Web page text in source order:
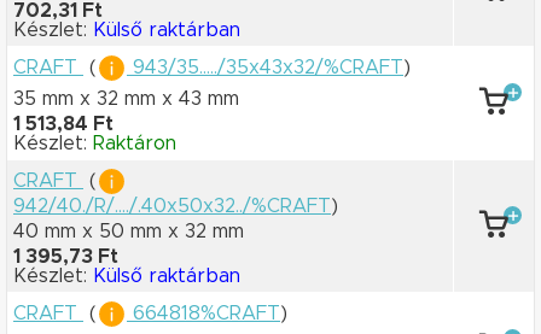
702,31 Ft
Készlet: Külső raktárban
CRAFT
( 943/35...../35x43x32/%CRAFT)
35 mm x 32 mm x 43 mm
1 513,84 Ft
Készlet: Raktáron
CRAFT
(
942/40./R/..../.40x50x32../%CRAFT)
40 mm x 50 mm x 32 mm
1 395,73 Ft
Készlet: Külső raktárban
CRAFT
( 664818%CRAFT)